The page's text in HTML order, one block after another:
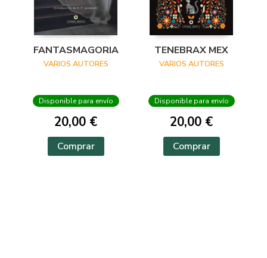
FANTASMAGORIA
VARIOS AUTORES
Disponible para envío
20,00 €
Comprar
TENEBRAX MEX
VARIOS AUTORES
Disponible para envío
20,00 €
Comprar